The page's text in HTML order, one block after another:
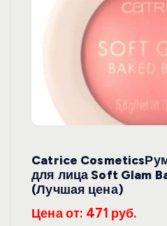
Catrice
для лица Soft Glam
(Лучшая цена)
Цена от: 471 руб.